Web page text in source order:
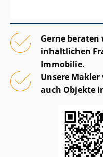
Gerne
inhaltlichen
Immobilie.
Unsere
auch Objekte